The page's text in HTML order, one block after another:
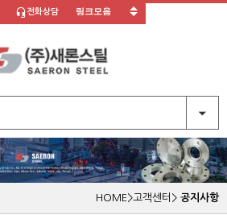
전화상담
HOME>고객센터 > 공지사항